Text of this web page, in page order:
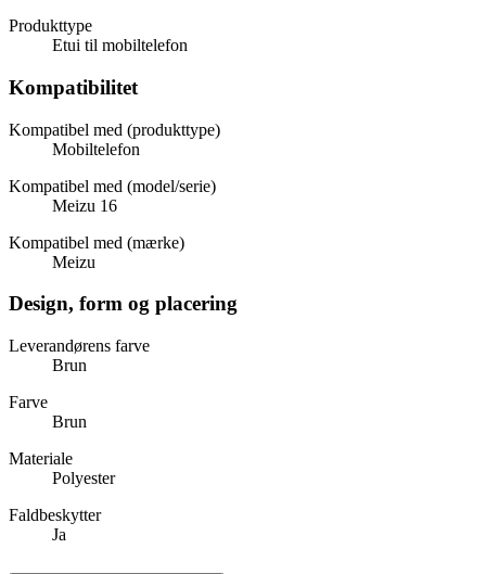
Produkttype
Etui til mobiltelefon
Kompatibilitet
Kompatibel med (produkttype)
Mobiltelefon
Kompatibel med (model/serie)
Meizu 16
Kompatibel med (mærke)
Meizu
Design, form og placering
Leverandørens farve
Brun
Farve
Brun
Materiale
Polyester
Faldbeskytter
Ja